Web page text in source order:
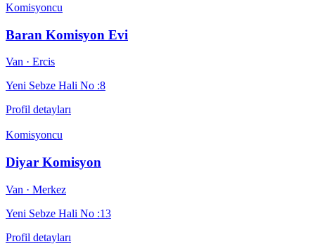
Komisyoncu
Baran Komisyon Evi
Van · Ercis
Yeni Sebze Hali No :8
Profil detayları
Komisyoncu
Diyar Komisyon
Van · Merkez
Yeni Sebze Hali No :13
Profil detayları